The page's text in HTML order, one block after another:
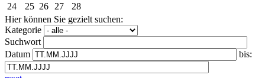
24
25 26 27
28
Hier können Sie gezielt suchen:
Kategorie
Suchwort
Datum
bis: